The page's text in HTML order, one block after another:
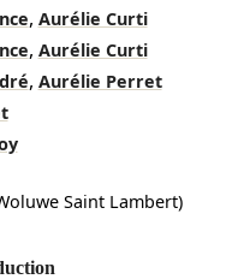
, Aurélie Curti
, Aurélie Curti
, Aurélie Perret
Saint Lambert)